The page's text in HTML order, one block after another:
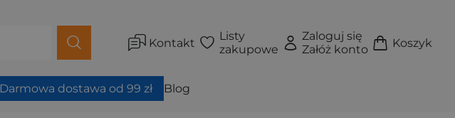
Kontakt
Listy
zakupowe
Zaloguj się
Załóż konto
Koszyk
Darmowa dostawa od 99 zł Blog